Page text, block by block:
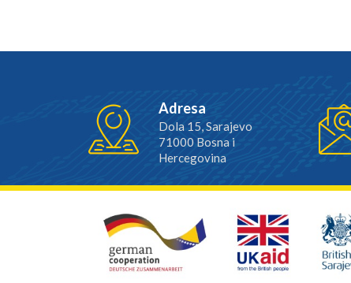
Adresa
Dola 15, Sarajevo
71000 Bosna i
Hercegovina